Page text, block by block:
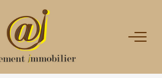
AGENCE